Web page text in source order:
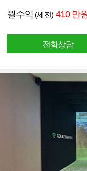
월수익 (세전) 410 만
전화상담